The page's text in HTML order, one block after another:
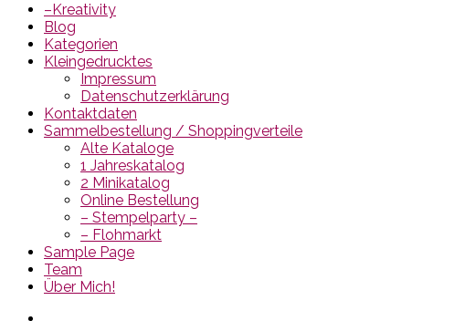
–Kreativity
Blog
Kategorien
Kleingedrucktes
Impressum
Datenschutzerklärung
Kontaktdaten
Sammelbestellung / Shoppingverteile
Alte Kataloge
1 Jahreskatalog
2 Minikatalog
Online Bestellung
– Stempelparty –
– Flohmarkt
Sample Page
Team
Über Mich!